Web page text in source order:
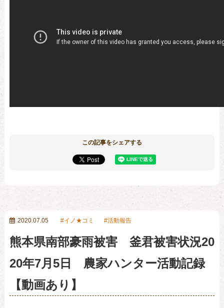
この記事をシェアする
2020.07.05 イノ★コミ 活動報告
熊本県南部豪雨被害 釜君被害状況20
20年7月5日 農家ハンター活動記録
【動画あり】